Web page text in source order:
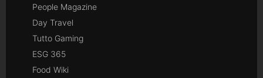
People Magazine
Day Travel
Tutto Gaming
ESG 365
Food Wiki